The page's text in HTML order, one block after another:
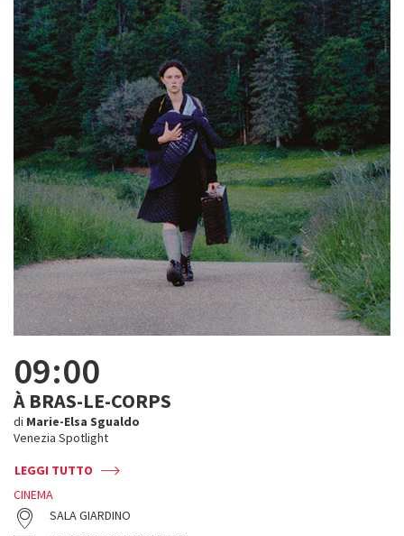
09:00
À BRAS-LE-CORPS
di Marie-Elsa Sgualdo
Venezia Spotlight
LEGGI TUTTO
CINEMA
SALA GIARDINO